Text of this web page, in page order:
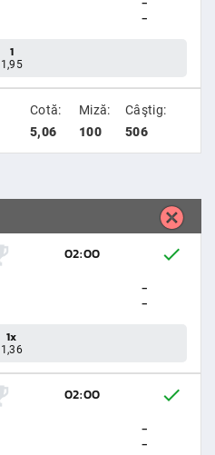
-
1
1,95
Cotă:
5,06
Miză:
100
Câştig:
506
02:00
-
-
1x
1,36
02:00
-
-